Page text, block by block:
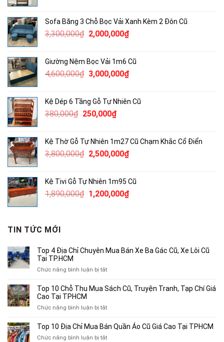
960,000₫.là:
750,000₫.
Sofa Băng 3 Chỗ Bọc Vải Xanh Kèm 2 Đôn Cũ
3,300,000₫ Giá
3,300,000₫.
2,000,000₫Giá
là:
2,000,000₫.
Giường Nệm Bọc Vải 1m6 Cũ
4,600,000₫ Giá
4,600,000₫.
3,000,000₫Giá
là:
Kệ Dép 6 Tầng Gỗ Tự Nhiên Cũ
380,000₫ Giá
380,000₫.
250,000₫Giá
là:
250,000₫.
Kệ Thờ Gỗ Tự Nhiên 1m27 Cũ Chạm Khắc Cổ Điển
3,800,000₫ Giá
3,800,000₫.
2,500,000₫Giá
là:
2,500,000₫.
Kệ Tivi Gỗ Tự Nhiên 1m95 Cũ
1,890,000₫ Giá
1,200,000₫Giá
TIN TỨC MỚI
Top 4 Địa Chỉ Chuyên Mua Bán Xe Ba Gác Cũ, Xe Lôi Cũ
Tại TP.HCM
Chức năng bình luận bị tắtở
4
Chuyên
Bán
Xe
Top 10 Chỗ Thu Mua Sách Cũ, Truyện Tranh, Tạp Chí Giá
Cao Tại TPHCM
Chức năng bình luận bị tắtở
10
Top 10 Địa Chỉ Mua Bán Quần Áo Cũ Giá Cao Tại TPHCM
Chức năng bình luận bị tắtở